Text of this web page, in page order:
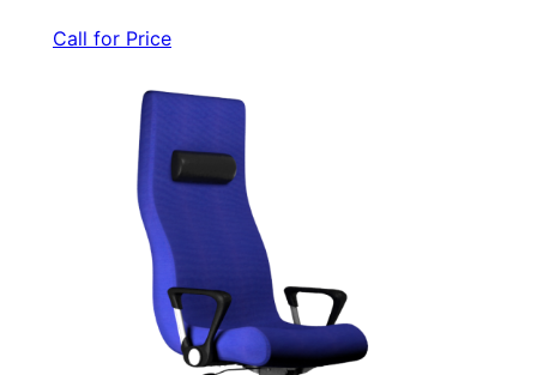
Call for Price